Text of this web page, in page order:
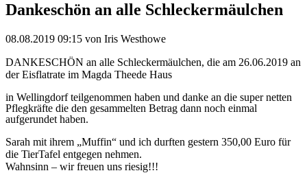
Dankeschön an alle Schleckermäulchen
08.08.2019 09:15 von Iris Westhowe
DANKESCHÖN an alle Schleckermäulchen, die am 26.06.2019 an
der Eisflatrate im Magda Theede Haus
in Wellingdorf teilgenommen haben und danke an die super netten
Pflegkräfte die den gesammelten Betrag dann noch einmal
aufgerundet haben.
Sarah mit ihrem „Muffin“ und ich durften gestern 350,00 Euro für
die TierTafel entgegen nehmen.
Wahnsinn – wir freuen uns riesig!!!